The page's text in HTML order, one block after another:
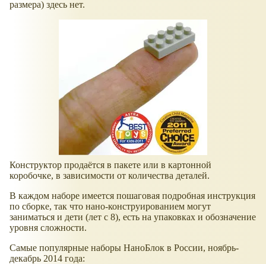
размера) здесь нет.
Конструктор продаётся в пакете или в картонной
коробочке, в зависимости от количества деталей.
В каждом наборе имеется пошаговая подробная инструкция
по сборке, так что нано-конструированием могут
заниматься и дети (лет с 8), есть на упаковках и обозначение
уровня сложности.
Самые популярные наборы НаноБлок в России, ноябрь-
декабрь 2014 года: